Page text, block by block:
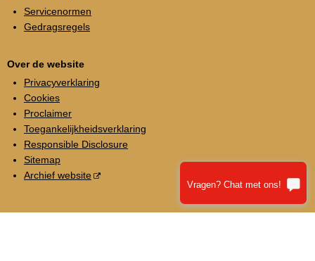
Servicenormen
Gedragsregels
Over de website
Privacyverklaring
Cookies
Proclaimer
Toegankelijkheidsverklaring
Responsible Disclosure
Sitemap
Archief website